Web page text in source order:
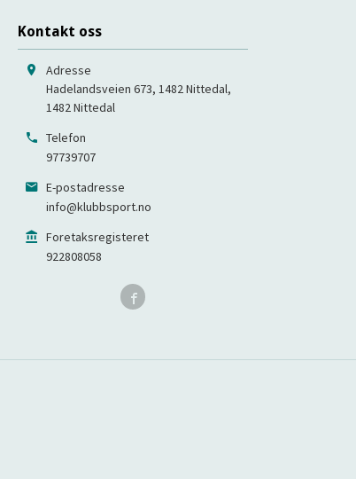
Kontakt oss
Adresse
Hadelandsveien 673, 1482 Nittedal,
1482Nittedal
Telefon
97739707
E-postadresse
info@klubbsport.no
Foretaksregisteret
922808058